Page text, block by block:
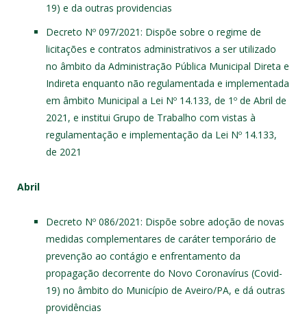
19) e da outras providencias
Decreto Nº 097/2021: Dispõe sobre o regime de
licitações e contratos administrativos a ser utilizado
no âmbito da Administração Pública Municipal Direta e
Indireta enquanto não regulamentada e implementada
em âmbito Municipal a Lei Nº 14.133, de 1º de Abril de
2021, e institui Grupo de Trabalho com vistas à
regulamentação e implementação da Lei Nº 14.133,
de 2021
Abril
Decreto Nº 086/2021: Dispõe sobre adoção de novas
medidas complementares de caráter temporário de
prevenção ao contágio e enfrentamento da
propagação decorrente do Novo Coronavírus (Covid-
19) no âmbito do Município de Aveiro/PA, e dá outras
providências